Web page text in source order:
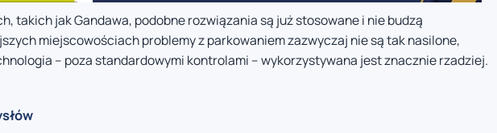
takich jak Gandawa, podobne rozwiązania są już stosowane i nie budzą
miejscowościach problemy z parkowaniem zazwyczaj nie są tak nasilone,
– poza standardowymi kontrolami – wykorzystywana jest znacznie rzadziej.